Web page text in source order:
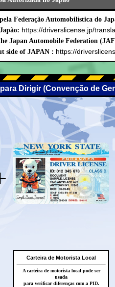
Federação Automobilística do
https://driverslicense.jp/
Japan Automobile Federation
side of JAPAN : https://
Dirigir (Convenção de
Carteira de Motorista Local
A carteira de motorista local pode ser
usada
para verificar diferenças com a PID.